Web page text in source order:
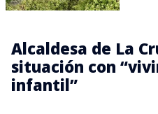
Alcaldesa de La
situación con
infantil”